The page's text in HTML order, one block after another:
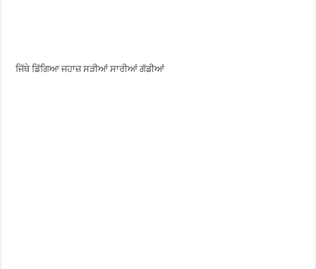
ਜਿੱਥੇ ਡਿੱਗਿਆ ਜਹਾਜ਼ ਸੜੀਆਂ ਸਾਰੀਆਂ ਗੱਡੀਆਂ